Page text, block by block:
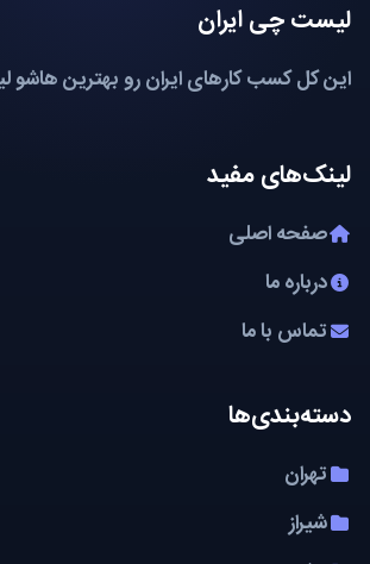
لیست چی ایران
این کل کسب کارهای ایران رو بهترین هاشو
لینک‌های مفید
صفحه اصلی
درباره ما
تماس با ما
دسته‌بندی‌ها
تهران
شیراز